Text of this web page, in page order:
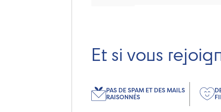
Et si vous
PAS DE SPAM ET DES MAILS
RAISONNÉS